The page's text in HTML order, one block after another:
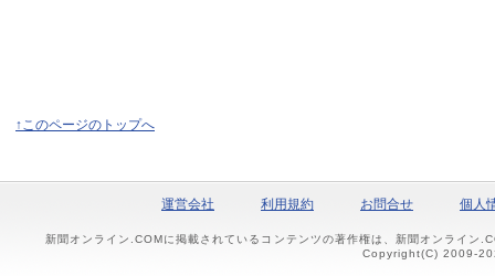
↑このページのトップへ
運営会社 利用規約 お問合せ 個人
新聞オンライン.COMに掲載されているコンテンツの著作権は、新聞オンライン
Copyright(C) 2009-